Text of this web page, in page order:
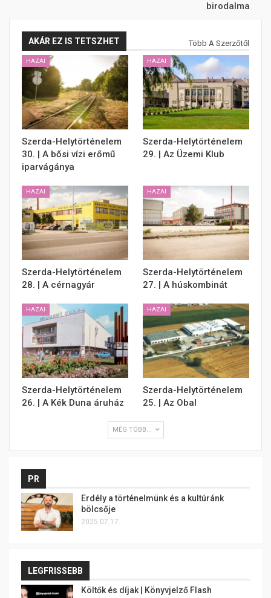
birodalma
AKÁR EZ IS TETSZHET Több A Szerzőtől
HAZAI
Szerda-Helytörténelem
30. | A bősi vízi erőmű
iparvágánya
HAZAI
Szerda-Helytörténelem
29. | Az Üzemi Klub
HAZAI
Szerda-Helytörténelem
28. | A cérnagyár
HAZAI
Szerda-Helytörténelem
27. | A húskombinát
HAZAI
Szerda-Helytörténelem
26. | A Kék Duna áruház
HAZAI
Szerda-Helytörténelem
25. | Az Obal
MÉG TÖBB...
PR
Erdély a történelmünk és a kultúránk
bölcsője
2025.07.17.
LEGFRISSEBB
Költők és díjak | Könyvjelző Flash